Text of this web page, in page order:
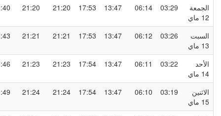
03:29
06:14
13:47
17:53
21:20
21:20
23:40
03:26
06:12
13:47
17:53
21:21
21:21
23:43
03:22
06:11
13:47
17:54
21:23
21:23
23:46
03:19
06:10
13:47
17:54
21:24
21:24
23:49